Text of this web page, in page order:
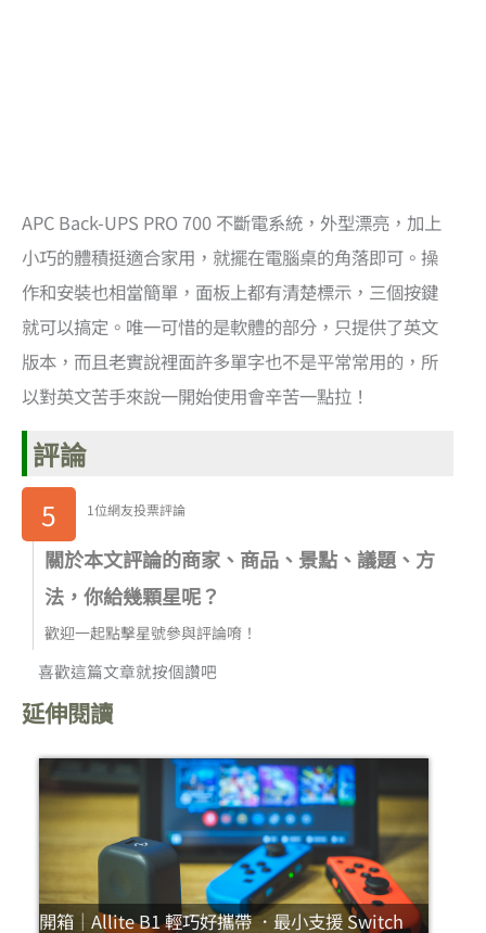
APC Back-UPS PRO 700 不斷電系統，外型漂亮，加上
小巧的體積挺適合家用，就擺在電腦桌的角落即可。操
作和安裝也相當簡單，面板上都有清楚標示，三個按鍵
就可以搞定。唯一可惜的是軟體的部分，只提供了英文
版本，而且老實說裡面許多單字也不是平常常用的，所
以對英文苦手來說一開始使用會辛苦一點拉！
評論
5
1位網友投票評論
關於本文評論的商家、商品、景點、議題、方
法，你給幾顆星呢？
歡迎一起點擊星號參與評論唷！
喜歡這篇文章就按個讚吧
延伸閱讀
開箱｜Allite B1 輕巧好攜帶 ．最小支援 Switch